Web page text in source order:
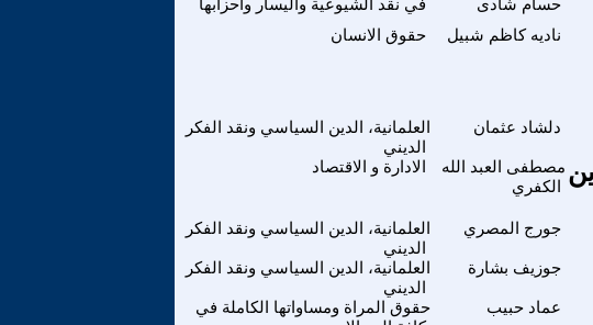
في نقد الشيوعية واليسار واحزابها
حسام شادى
حقوق الانسان
ناديه كاظم شبيل
العلمانية، الدين السياسي ونقد الفكر
الديني
دلشاد عثمان
الادارة و الاقتصاد
مصطفى العبد الله
الكفري
العلمانية، الدين السياسي ونقد الفكر
الديني
جورج المصري
العلمانية، الدين السياسي ونقد الفكر
الديني
جوزيف بشارة
حقوق المراة ومساواتها الكاملة في
عماد حبيب